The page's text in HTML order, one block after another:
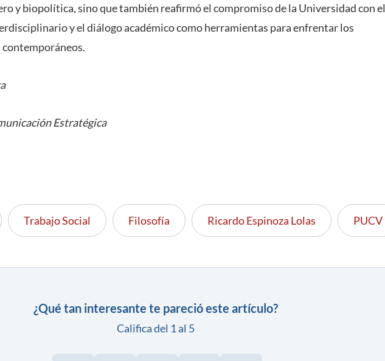
y biopolítica, sino que también reafirmó el compromiso de la Universidad con el
y el diálogo académico como herramientas para enfrentar los
Estratégica
Trabajo Social Filosofía Ricardo Espinoza Lolas PUCV
¿Qué tan interesante te pareció este artículo?
Califica del 1 al 5